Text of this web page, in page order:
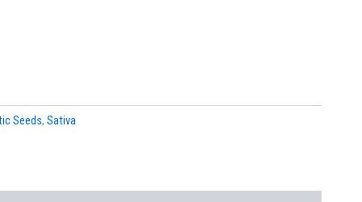
Seeds, Sativa